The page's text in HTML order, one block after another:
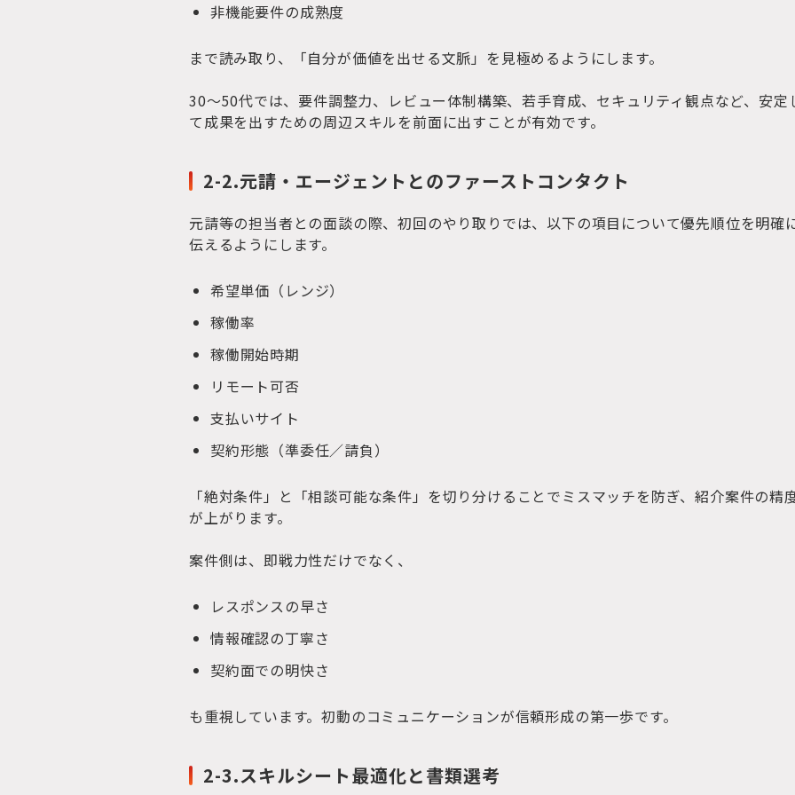
非機能要件の成熟度
まで読み取り、「自分が価値を出せる文脈」を見極めるようにします。
30〜50代では、要件調整力、レビュー体制構築、若手育成、セキュリティ観点など、安定
て成果を出すための周辺スキルを前面に出すことが有効です。
2-2.元請・エージェントとのファーストコンタクト
元請等の担当者との面談の際、初回のやり取りでは、以下の項目について優先順位を明確
伝えるようにします。
希望単価（レンジ）
稼働率
稼働開始時期
リモート可否
支払いサイト
契約形態（準委任／請負）
「絶対条件」と「相談可能な条件」を切り分けることでミスマッチを防ぎ、紹介案件の精
が上がります。
案件側は、即戦力性だけでなく、
レスポンスの早さ
情報確認の丁寧さ
契約面での明快さ
も重視しています。初動のコミュニケーションが信頼形成の第一歩です。
2-3.スキルシート最適化と書類選考